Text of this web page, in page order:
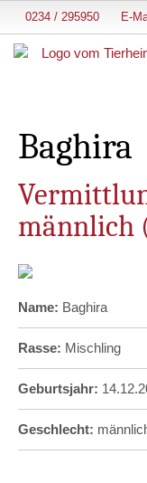
0234 / 295950 E-
Baghira
männlich
Name: Baghira
Rasse: Mischling
Geburtsjahr:
Geschlecht: